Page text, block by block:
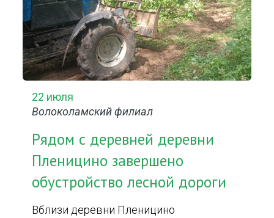
22 июля
Волоколамский филиал
Рядом с деревней деревни
Пленицино завершено
обустройство лесной дороги
Вблизи деревни Пленицино